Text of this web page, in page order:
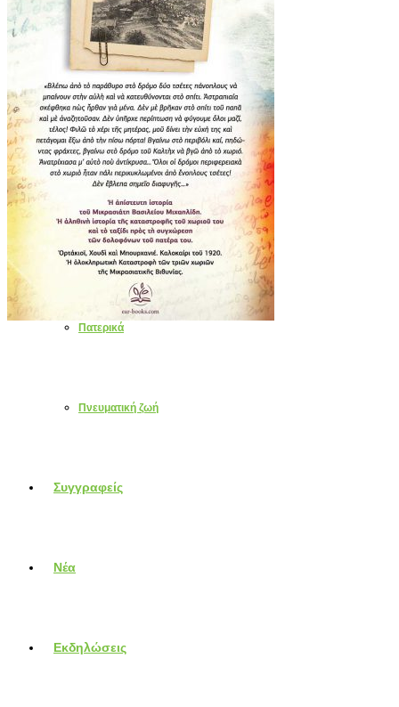
Χριστουγεννιάτικα
Επίκαιρα
Επιτραπέζια παιχνίδια
Οικογενειακά
Πατερικά
Πνευματική ζωή
Συγγραφείς
Νέα
Εκδηλώσεις